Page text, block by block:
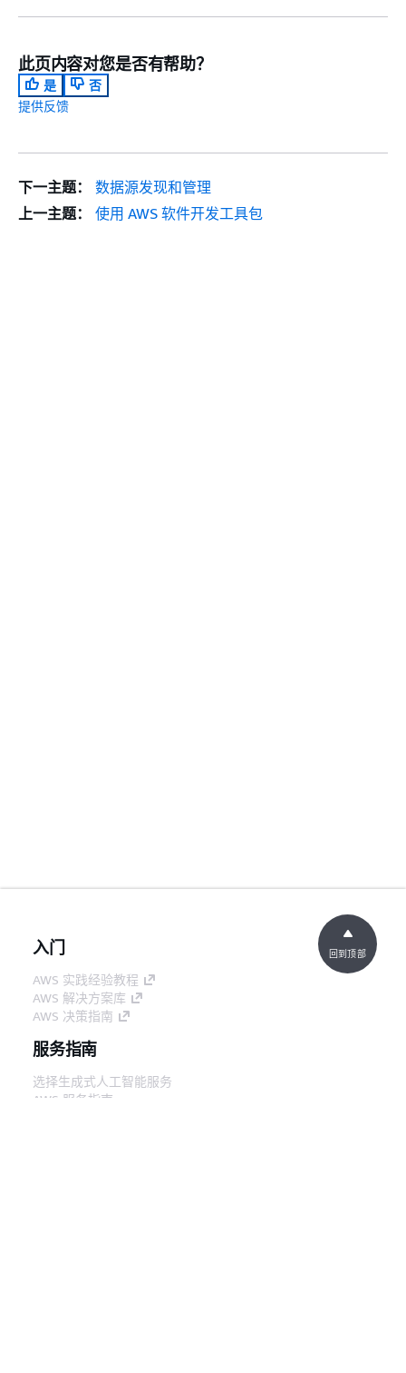
此页内容对您是否有帮助？
是
否
提供反馈
下一主题：
数据源发现和管理
上一主题：
使用 AWS 软件开发工具包
入门
AWS 实践经验教程
AWS 解决方案库
AWS 决策指南
服务指南
选择生成式人工智能服务
AWS 服务指南
回到顶部